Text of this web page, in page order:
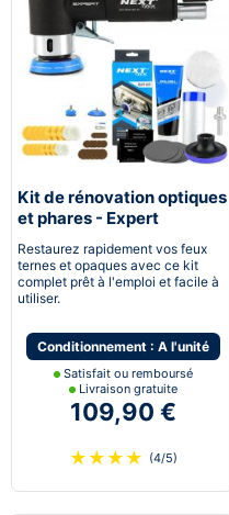
Kit de rénovation optiques
et phares - Expert
Restaurez rapidement vos feux
ternes et opaques avec ce kit
complet prêt à l'emploi et facile à
utiliser.
Conditionnement : A l'unité
Satisfait ou remboursé
Livraison gratuite
109,90 €
★ ★ ★ ★ (4/5)